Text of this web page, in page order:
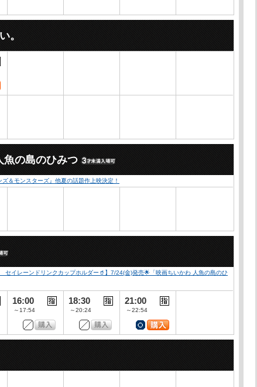
。
魚の島のひみつ
＆モンスターズ』他夏の話題作上映決定！
イレーンドリンクカップホルダー🥤】7/24(金)発売🌟「映画ちいかわ 人魚の島のひ
16:00
～17:54
18:30
～20:24
21:00
～22:54